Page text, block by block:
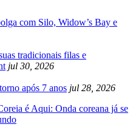
com Silo, Widow’s Bay e
tradicionais filas e
jul 30, 2026
após 7 anos jul 28, 2026
é Aqui: Onda coreana já se